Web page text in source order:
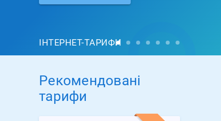
ІНТЕРНЕТ-ТАРИФИ
Рекомендовані
тарифи